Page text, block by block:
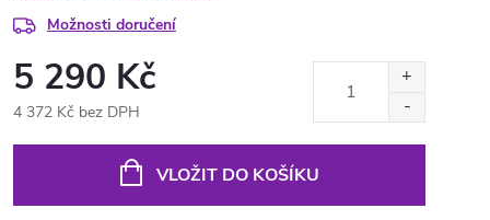
Možnosti doručení
5 290 Kč
4 372 Kč bez DPH
VLOŽIT DO KOŠÍKU